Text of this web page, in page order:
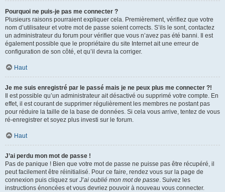
Pourquoi ne puis-je pas me connecter ?
Plusieurs raisons pourraient expliquer cela. Premièrement, vérifiez que votre
nom d’utilisateur et votre mot de passe soient corrects. S’ils le sont, contactez
un administrateur du forum pour vérifier que vous n’avez pas été banni. Il est
également possible que le propriétaire du site Internet ait une erreur de
configuration de son côté, et qu’il devra la corriger.
Haut
Je me suis enregistré par le passé mais je ne peux plus me connecter ?!
Il est possible qu’un administrateur ait désactivé ou supprimé votre compte. En
effet, il est courant de supprimer régulièrement les membres ne postant pas
pour réduire la taille de la base de données. Si cela vous arrive, tentez de vous
ré-enregistrer et soyez plus investi sur le forum.
Haut
J’ai perdu mon mot de passe !
Pas de panique ! Bien que votre mot de passe ne puisse pas être récupéré, il
peut facilement être réinitialisé. Pour ce faire, rendez vous sur la page de
connexion puis cliquez sur J’ai oublié mon mot de passe. Suivez les
instructions énoncées et vous devriez pouvoir à nouveau vous connecter.